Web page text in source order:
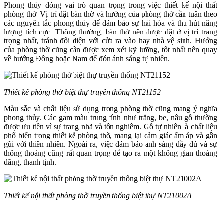
Phong thủy đóng vai trò quan trọng trong việc thiết kế nội thất
phòng thờ. Vị trí đặt bàn thờ và hướng của phòng thờ cần tuân theo
các nguyên tắc phong thủy để đảm bảo sự hài hòa và thu hút năng
lượng tích cực. Thông thường, bàn thờ nên được đặt ở vị trí trang
trọng nhất, tránh đối diện với cửa ra vào hay nhà vệ sinh. Hướng
của phòng thờ cũng cần được xem xét kỹ lưỡng, tốt nhất nên quay
về hướng Đông hoặc Nam để đón ánh sáng tự nhiên.
Thiết kế phòng thờ biệt thự truyền thống NT21152
Màu sắc và chất liệu sử dụng trong phòng thờ cũng mang ý nghĩa
phong thủy. Các gam màu trung tính như trắng, be, nâu gỗ thường
được ưu tiên vì sự trang nhã và tôn nghiêm. Gỗ tự nhiên là chất liệu
phổ biến trong thiết kế phòng thờ, mang lại cảm giác ấm áp và gần
gũi với thiên nhiên. Ngoài ra, việc đảm bảo ánh sáng đầy đủ và sự
thông thoáng cũng rất quan trọng để tạo ra một không gian thoáng
đãng, thanh tịnh.
Thiết kế nội thất phòng thờ truyền thống biệt thự NT21002A